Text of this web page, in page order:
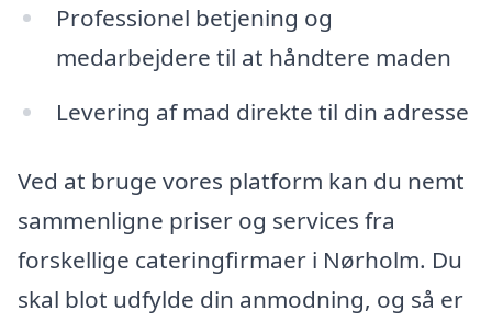
Professionel betjening og
medarbejdere til at håndtere maden
Levering af mad direkte til din adresse
Ved at bruge vores platform kan du nemt
sammenligne priser og services fra
forskellige cateringfirmaer i Nørholm. Du
skal blot udfylde din anmodning, og så er